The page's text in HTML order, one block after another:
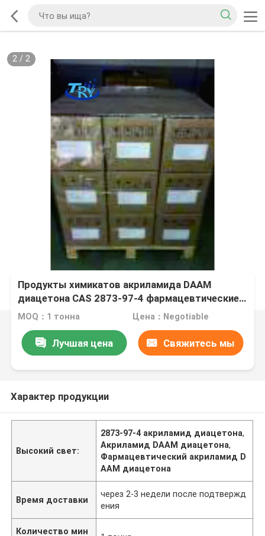
2/ 2
Продукты химикатов акриламида DAAM
диацетона CAS 2873-97-4 фармацевтические
точные
MOQ：1 тонна Цена：Negotiable
Лучшая цена Свяжитесь мы
Характер продукции
Высокий свет:
2873-97-4 акриламид диацетона,
Акриламид DAAM диацетона,
Фармацевтический акриламид D
AAM диацетона
Время доставки
через 2-3 недели после подтвержд
ения
Количество мин